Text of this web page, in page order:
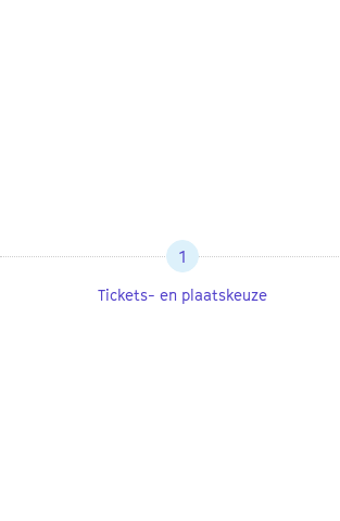
1
Tickets- en plaatskeuze